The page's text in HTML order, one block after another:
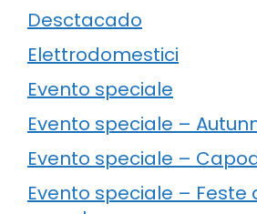
Desctacado
Elettrodomestici
Evento speciale
Evento speciale –
Evento speciale –
Evento speciale – Feste